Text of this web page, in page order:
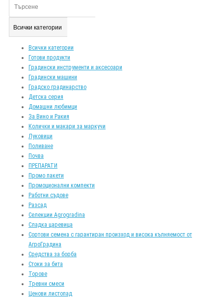
Всички категории
Всички категории
Готови продукти
Градински инструменти и аксесоари
Градински машини
Градско градинарство
Детска серия
Домашни любимци
За Вино и Ракия
Колички и макари за маркучи
Луковици
Поливане
Почва
ПРЕПАРАТИ
Промо пакети
Промоционални компекти
Работни съдове
Разсад
Селекции Agrogradina
Сладка царевица
Сортови семена с гарантиран произход и висока кълняемост от
АгроГрадина
Средства за борба
Стоки за бита
Торове
Тревни смеси
Ценови листопад